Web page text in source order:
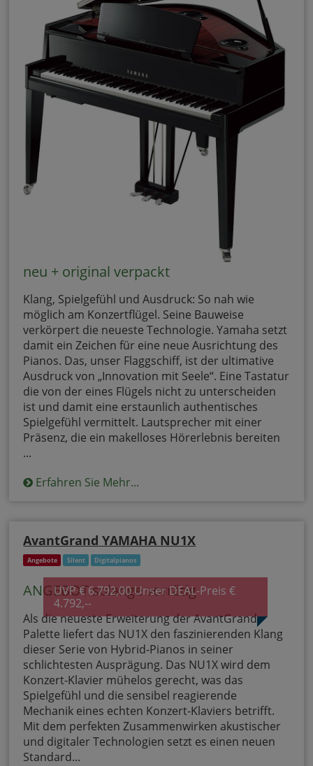
neu + original verpackt
Klang, Spielgefühl und Ausdruck: So nah wie
möglich am Konzertflügel. Seine Bauweise
verkörpert die neueste Technologie. Yamaha setzt
damit ein Zeichen für eine neue Ausrichtung des
Pianos. Das, unser Flaggschiff, ist der ultimative
Ausdruck von „Innovation mit Seele“. Eine Tastatur
die von der eines Flügels nicht zu unterscheiden
ist und damit eine erstaunlich authentisches
Spielgefühl vermittelt. Lautsprecher mit einer
Präsenz, die ein makelloses Hörerlebnis bereiten
...
Erfahren Sie Mehr...
AvantGrand YAMAHA NU1X
Angebote Silent Digitalpianos
UVP € 6.792,00 Unser DEAL-Preis €
4.792,--
ANGEBOT solange vorrätig
Als die neueste Erweiterung der AvantGrand-
Palette liefert das NU1X den faszinierenden Klang
dieser Serie von Hybrid-Pianos in seiner
schlichtesten Ausprägung. Das NU1X wird dem
Konzert-Klavier mühelos gerecht, was das
Spielgefühl und die sensibel reagierende
Mechanik eines echten Konzert-Klaviers betrifft.
Mit dem perfekten Zusammenwirken akustischer
und digitaler Technologien setzt es einen neuen
Standard...